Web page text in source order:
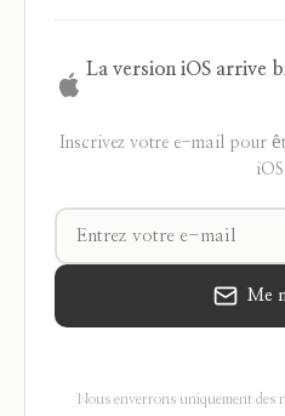
La version iOS arrive
Inscrivez votre e-mail pour
Me
Nous enverrons uniquement des